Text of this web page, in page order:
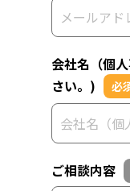
会社名（個
さい。)
必
ご相談内容